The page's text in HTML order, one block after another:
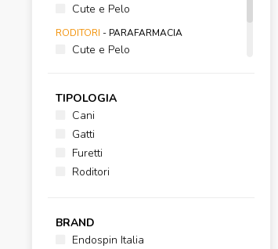
Cute e Pelo
RODITORI - PARAFARMACIA
Cute e Pelo
Cute e Pelo
TIPOLOGIA
Cani
Gatti
Furetti
Roditori
BRAND
Endospin Italia